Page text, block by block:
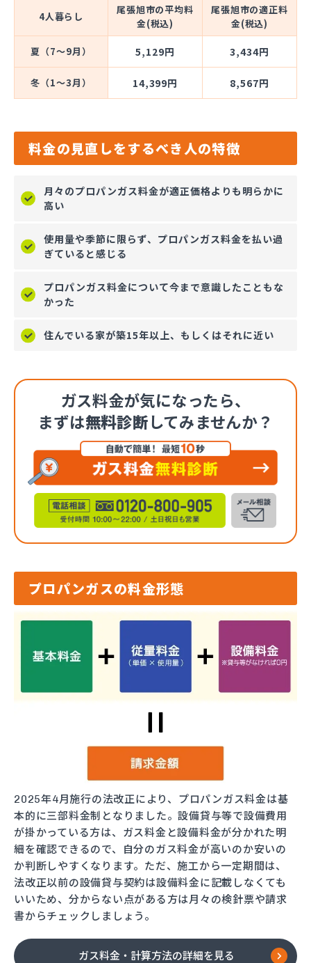
4人暮らし
尾張旭市の平均料
金(税込)
尾張旭市の適正料
金(税込)
夏（7～9月） 5,129円 3,434円
冬（1～3月） 14,399円 8,567円
料金の見直しをするべき人の特徴
月々のプロパンガス料金が適正価格よりも明らかに
高い
使用量や季節に限らず、プロパンガス料金を払い過
ぎていると感じる
プロパンガス料金について今まで意識したこともな
かった
住んでいる家が築15年以上、もしくはそれに近い
ガス料金が気になったら、
まずは無料診断してみませんか？
プロパンガスの料金形態
2025年4月施行の法改正により、プロパンガス料金は基
本的に三部料金制となりました。設備貸与等で設備費用
が掛かっている方は、ガス料金と設備料金が分かれた明
細を確認できるので、自分のガス料金が高いのか安いの
か判断しやすくなります。ただ、施工から一定期間は、
法改正以前の設備貸与契約は設備料金に記載しなくても
いいため、分からない点がある方は月々の検針票や請求
書からチェックしましょう。
ガス料金・計算方法の詳細を見る